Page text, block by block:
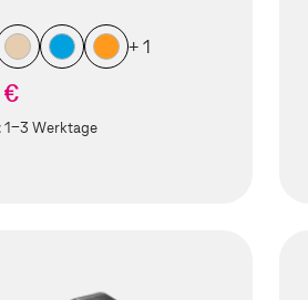
+ 1
€
1-3 Werktage